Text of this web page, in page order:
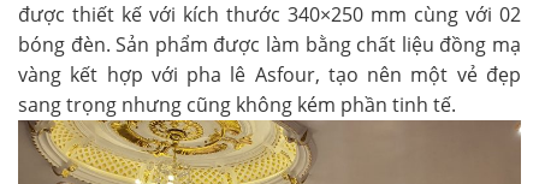
được thiết kế với kích thước 340×250 mm cùng với 02
bóng đèn. Sản phẩm được làm bằng chất liệu đồng mạ
vàng kết hợp với pha lê Asfour, tạo nên một vẻ đẹp
sang trọng nhưng cũng không kém phần tinh tế.